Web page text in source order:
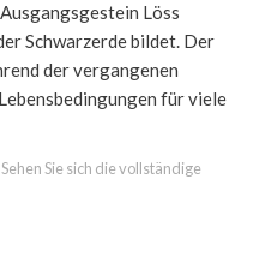
Löss
Schwarzerde bildet. Der
der vergangenen
für viele
Sehen Sie sich die vollständige